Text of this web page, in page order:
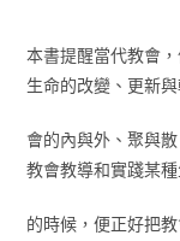
本書提醒當代教會
生命的改變、更新
會的內與外、聚與
教會教導和實踐某
的時候，便正好把